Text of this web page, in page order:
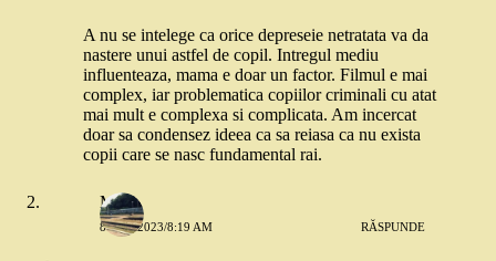
A nu se intelege ca orice depreseie netratata va da
nastere unui astfel de copil. Intregul mediu
influenteaza, mama e doar un factor. Filmul e mai
complex, iar problematica copiilor criminali cu atat
mai mult e complexa si complicata. Am incercat
doar sa condensez ideea ca sa reiasa ca nu exista
copii care se nasc fundamental rai.
Mad
8 MAI 2023/8:19 AM RĂSPUNDE